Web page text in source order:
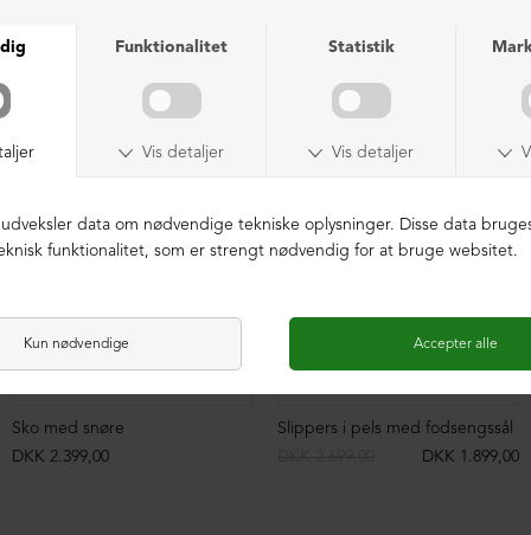
Sko med snøre
DKK 2.399,00
Slippers i pels med fodsengssål
DKK 1.899,00